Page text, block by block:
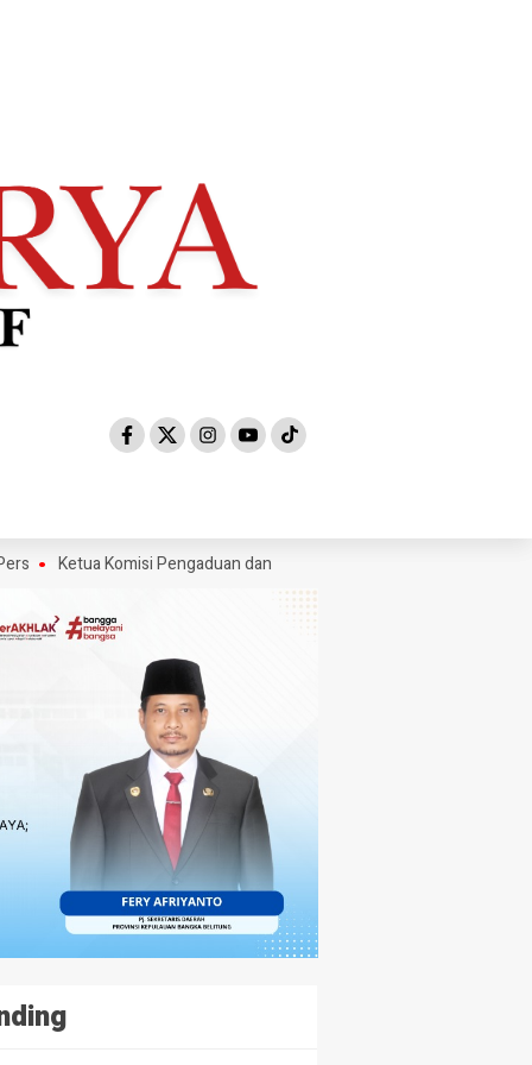
Komisi Pengaduan dan Penegakan Etika Pers Angkat Bicara Soal